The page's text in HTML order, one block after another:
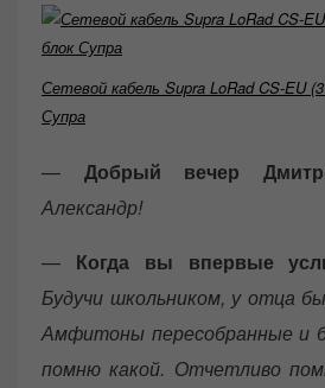
Сетевой кабель Supra LoRad CS-EU
Супра
— Добрый вечер
Александр!
— Когда вы впервые
Будучи школьником, у отца
Амфитоны пересобранные и
помню какой. Отчетливо